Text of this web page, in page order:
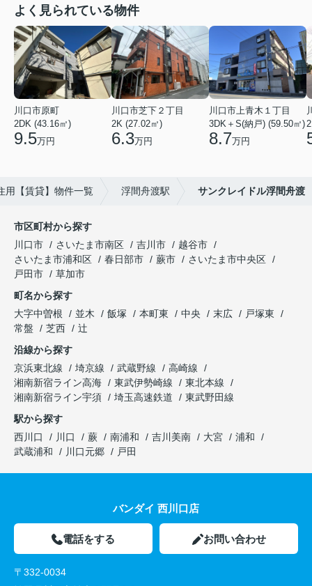
よく見られている物件
川口市原町
2DK (43.16㎡)
9.5万円
川口市芝下２丁目
2K (27.02㎡)
6.3万円
川口市上青木１丁目
3DK＋S(納戸) (59.50㎡)
8.7万円
用【賃貸】物件一覧 浮間舟渡駅 サンクレイドル浮間舟渡
市区町村から探す
川口市
さいたま市南区 吉川市
越谷市
さいたま市浦和区
春日部市 蕨市
さいたま市中央区
戸田市
草加市
町名から探す
大字中曽根
並木 飯塚 本町東 中央 末広
戸塚東
常盤
芝西
辻
沿線から探す
京浜東北線
埼京線 武蔵野線
高崎線
湘南新宿ライン高海
東武伊勢崎線
東北本線
湘南新宿ライン宇須
埼玉高速鉄道
東武野田線
駅から探す
西川口
川口 蕨 南浦和 吉川美南 大宮
浦和
武蔵浦和
川口元郷 戸田
バンダイ 西川口店
電話をする お問い合わせ
〒332-0034